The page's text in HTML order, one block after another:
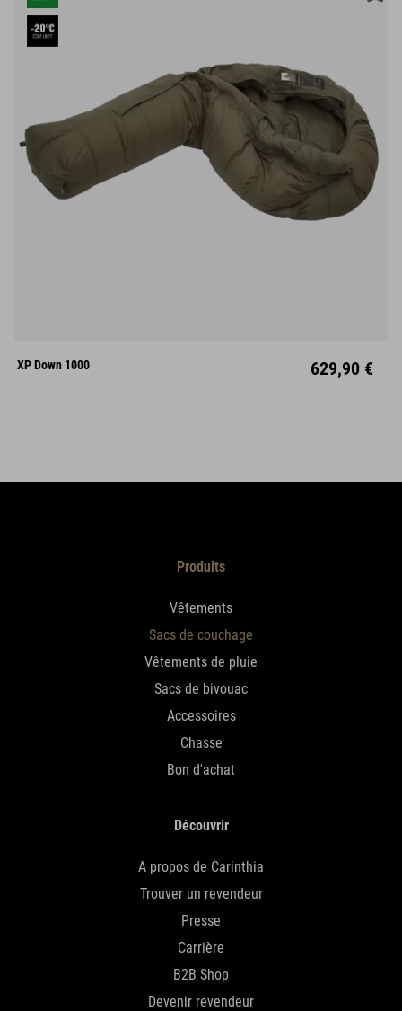
XP Down 1000 629,90 €
Produits
Vêtements
Sacs de couchage
Vêtements de pluie
Sacs de bivouac
Accessoires
Chasse
Bon d'achat
Découvrir
A propos de Carinthia
Trouver un revendeur
Presse
Carrière
B2B Shop
Devenir revendeur